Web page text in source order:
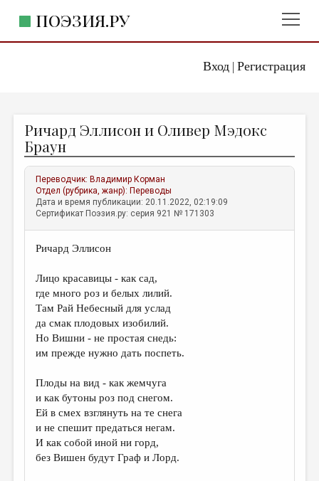
Вход| Регистрация
ПОЭЗИЯ.РУ
ЖАНРЫ
АВТОРЫ
КОММЕНТАРИИ
ЛИТСАЛОН
ОТДЕЛЫ И РУБРИКИ
ИЗБРАННОЕ
ДАЙДЖЕСТ
ПЕРЕВОДЫ
КОНКУРСЫ
ДЕТСКАЯ КОМНАТА
КНИЖНАЯ ПОЛКА
Ричард Эллисон и Оливер Мэдокс
Браун
Переводчик: Владимир Корман
Отдел (рубрика, жанр): Переводы
Дата и время публикации: 20.11.2022, 02:19:09
Сертификат Поэзия.ру: серия 921 № 171303
Ричард Эллисон
Лицо красавицы - как сад,
где много роз и белых лилий.
Там Рай Небесный для услад
да смак плодовых изобилий.
Но Вишни - не простая снедь:
им прежде нужно дать поспеть.
Плоды на вид - как жемчуга
и как бутоны роз под снегом.
Ей в смех взглянуть на те снега
и не спешит предаться негам.
И как собой иной ни горд,
без Вишен будут Граф и Лорд.